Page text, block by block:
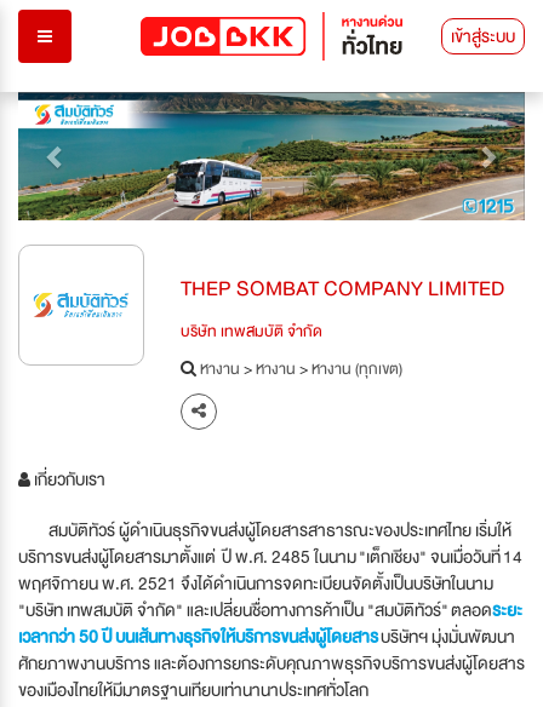
เข้าสู่ระบบ
Previous Next
THEP SOMBAT COMPANY LIMITED
บริษัท เทพสมบัติ จำกัด
หางาน>หางาน>หางาน (ทุกเขต)
เกี่ยวกับเรา
สมบัติทัวร์ ผู้ดำเนินธุรกิจขนส่งผู้โดยสารสาธารณะของประเทศไทย เริ่มให้
บริการขนส่งผู้โดยสารมาตั้งแต่ ปี พ.ศ. 2485 ในนาม "เต็กเชียง" จนเมื่อวันที่ 14
พฤศจิกายน พ.ศ. 2521 จึงได้ดำเนินการจดทะเบียนจัดตั้งเป็นบริษัทในนาม
"บริษัท เทพสมบัติ จำกัด" และเปลี่ยนชื่อทางการค้าเป็น "สมบัติทัวร์" ตลอดระยะ
เวลากว่า 50 ปี บนเส้นทางธุรกิจให้บริการขนส่งผู้โดยสารบริษัทฯ มุ่งมั่นพัฒนา
ศักยภาพงานบริการ และต้องการยกระดับคุณภาพธุรกิจบริการขนส่งผู้โดยสาร
ของเมืองไทยให้มีมาตรฐานเทียบเท่านานาประเทศทั่วโลก